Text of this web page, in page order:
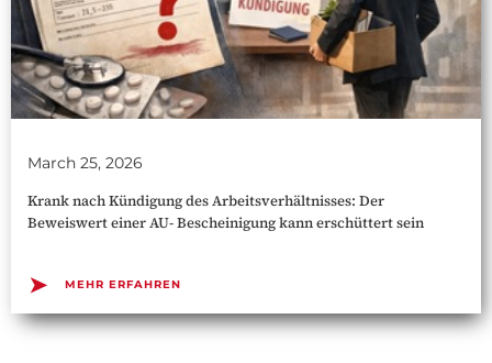
March 25, 2026
Krank nach Kündigung des Arbeitsverhältnisses: Der
Beweiswert einer AU- Bescheinigung kann erschüttert sein
➤ MEHR ERFAHREN